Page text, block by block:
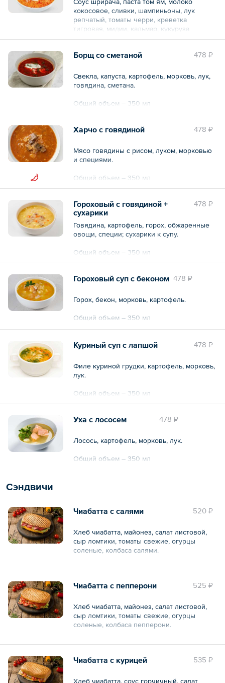
кокосовое, сливки, шампиньоны, лук
репчатый, томаты черри, креветка
тигровая, мидии, кальмар, кукуруза
консервированная, рис для суши, долька
478 ₽
Борщ со сметаной
Свекла, капуста, картофель, морковь, лук,
говядина, сметана.
Общий объем – 350 мл
478 ₽
Харчо с говядиной
Мясо говядины с рисом, луком, морковью
и специями.
Общий объем – 350 мл
478 ₽
Гороховый с говядиной +
сухарики
Говядина, картофель, горох, обжаренные
овощи, специи; сухарики к супу.
Общий объем – 350 мл
478 ₽
Гороховый суп с беконом
Горох, бекон, морковь, картофель.
Общий объем – 350 мл
478 ₽
Куриный суп с лапшой
Филе куриной грудки, картофель, морковь,
лук.
Общий объем – 350 мл
478 ₽
Уха с лососем
Лосось, картофель, морковь, лук.
Общий объем – 350 мл
Сэндвичи
520 ₽
Чиабатта с салями
Хлеб чиабатта, майонез, салат листовой,
сыр ломтики, томаты свежие, огурцы
соленые, колбаса салями.
Общий вес – 260 г
525 ₽
Чиабатта с пепперони
Хлеб чиабатта, майонез, салат листовой,
сыр ломтики, томаты свежие, огурцы
соленые, колбаса пепперони.
Общий вес – 260 г
535 ₽
Чиабатта с курицей
Хлеб чиабатта, соус горчичный, салат